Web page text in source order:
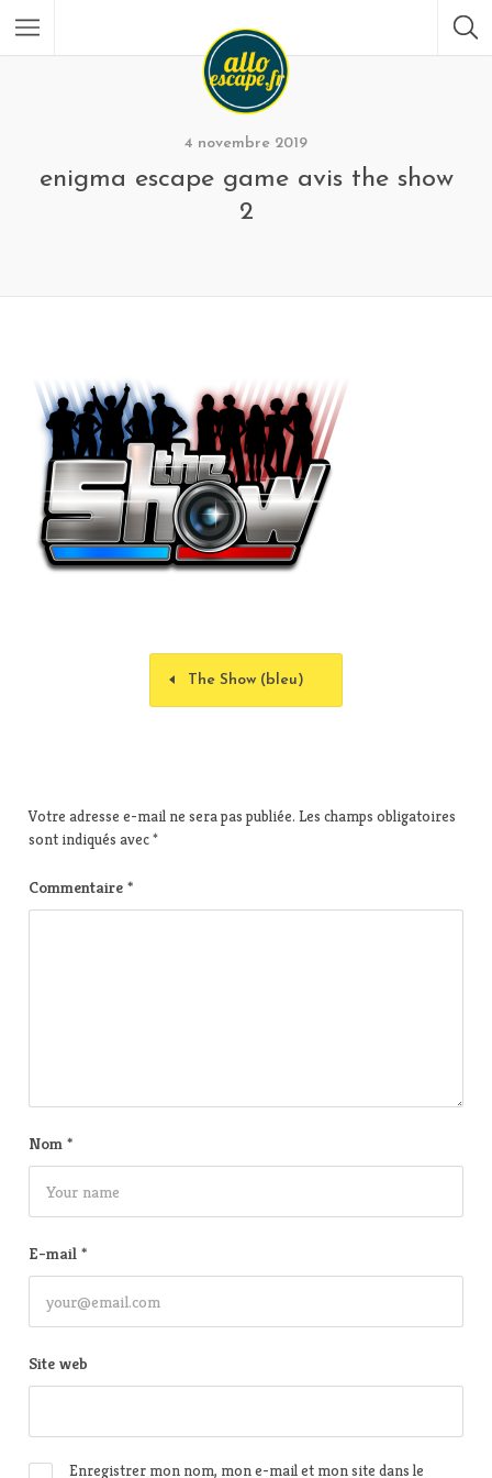
4 novembre 2019
enigma escape game avis the show
2
The Show (bleu)
Votre adresse e-mail ne sera pas publiée. Les champs obligatoires
sont indiqués avec*
Commentaire *
Nom *
E-mail *
Site web
Enregistrer mon nom, mon e-mail et mon site dans le